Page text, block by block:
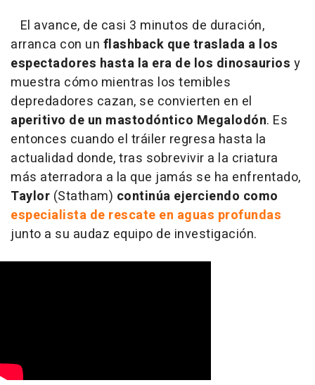
El avance, de casi 3 minutos de duración,
arranca con un flashback que traslada a los
espectadores hasta la era de los dinosaurios y
muestra cómo mientras los temibles
depredadores cazan, se convierten en el
aperitivo de un mastodóntico Megalodón. Es
entonces cuando el tráiler regresa hasta la
actualidad donde, tras sobrevivir a la criatura
más aterradora a la que jamás se ha enfrentado,
Taylor (Statham) continúa ejerciendo como
especialista de rescate en aguas profundas
junto a su audaz equipo de investigación.